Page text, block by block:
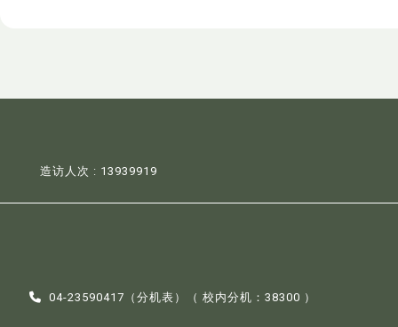
造访人次 : 13939919
04-23590417（分机表 ）（ 校内分机：38300 ）